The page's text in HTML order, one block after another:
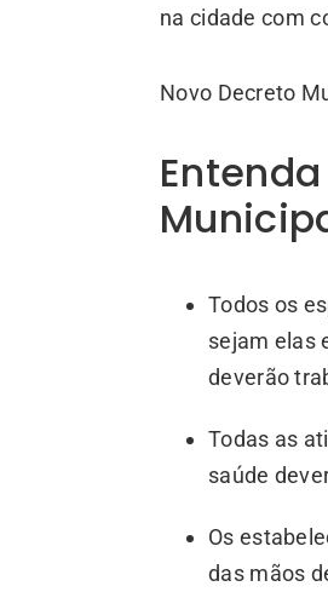
na cidade com
Novo Decreto
Todos os
sejam elas
deverão
Todas as
saúde
Os
das mãos